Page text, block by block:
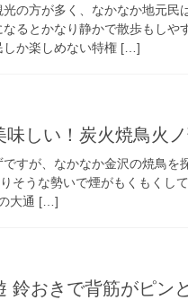
の方が多く、なかなか地元民
るとかなり静かで散歩もしや
しか楽しめない特権 […]
しい！炭火焼鳥火
すが、なかなか金沢の焼鳥を
そうな勢いで煙がもくもくし
大通 […]
鈴おきで背筋がピン